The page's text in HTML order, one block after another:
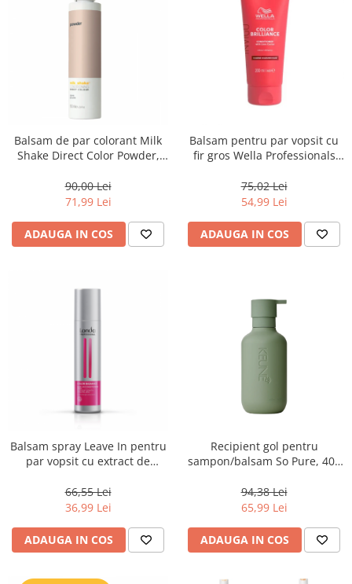
Balsam de par colorant Milk
Shake Direct Color Powder,
90,00 Lei
71,99 Lei
ADAUGA IN COS
Balsam pentru par vopsit cu
fir gros Wella Professionals
75,02 Lei
54,99 Lei
ADAUGA IN COS
Balsam spray Leave In pentru
par vopsit cu extract de
Professional Care Color
Radiance, 250 ml
66,55 Lei
36,99 Lei
ADAUGA IN COS
Recipient gol pentru
sampon/balsam So Pure, 400
94,38 Lei
65,99 Lei
ADAUGA IN COS